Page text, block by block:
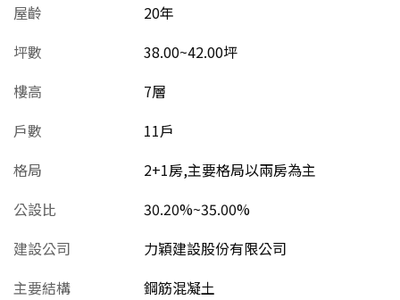
屋齡
20年
坪數
38.00~42.00坪
樓高
7層
戶數
11戶
格局
2+1房,主要格局以兩房為主
公設比
30.20%~35.00%
建設公司
力穎建設股份有限公司
主要結構
鋼筋混凝土